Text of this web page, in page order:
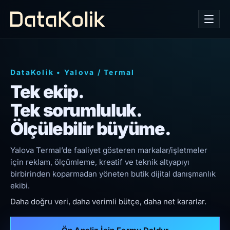
DataKolik • Yalova /Termal
Tek ekip.
Tek sorumluluk.
Ölçülebilir büyüme.
Yalova Termal’de faaliyet gösteren markalar/işletmeler
için reklam, ölçümleme, kreatif ve teknik altyapıyı
birbirinden koparmadan yöneten butik dijital danışmanlık
ekibi.
Daha doğru veri, daha verimli bütçe, daha net kararlar.